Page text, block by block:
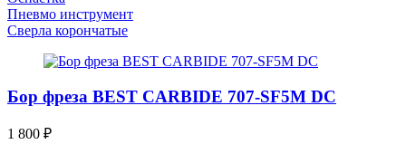
Пневмо инструмент
Сверла корончатые
Бор фреза BEST CARBIDE 707-SF5M DC
1 800 ₽